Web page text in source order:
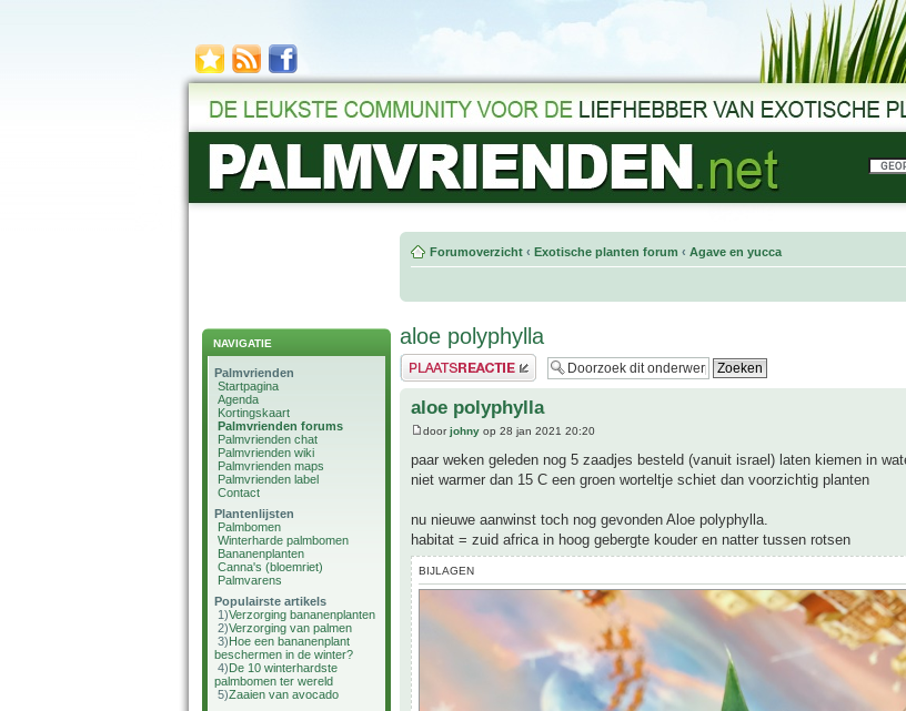
NAVIGATIE
Palmvrienden
Startpagina
Agenda
Kortingskaart
Palmvrienden forums
Palmvrienden chat
Palmvrienden wiki
Palmvrienden maps
Palmvrienden label
Contact
Plantenlijsten
Palmbomen
Winterharde palmbomen
Bananenplanten
Canna's (bloemriet)
Palmvarens
Populairste artikels
1)Verzorging bananenplanten
2)Verzorging van palmen
3)Hoe een bananenplant
beschermen in de winter?
4)De 10 winterhardste
palmbomen ter wereld
5)Zaaien van avocado
Forumoverzicht ‹ Exotische planten forum ‹ Agave en yucca
aloe polyphylla
Plaats een reactie
aloe polyphylla
doorjohny op 28 jan 2021 20:20
paar weken geleden nog 5 zaadjes besteld (vanuit israel) laten kiemen in
niet warmer dan 15 C een groen worteltje schiet dan voorzichtig planten
nu nieuwe aanwinst toch nog gevonden Aloe polyphylla.
habitat = zuid africa in hoog gebergte kouder en natter tussen rotsen
BIJLAGEN